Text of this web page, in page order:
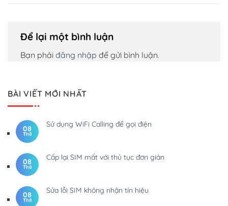
Để lại một bình luận
Bạn phải đăng nhập để gửi bình luận.
BÀI VIẾT MỚI NHẤT
08
Th8
Sử dụng WiFi Calling để gọi điện
08
Th8
Cấp lại SIM mất với thủ tục đơn giản
08
Th8
Sửa lỗi SIM không nhận tín hiệu